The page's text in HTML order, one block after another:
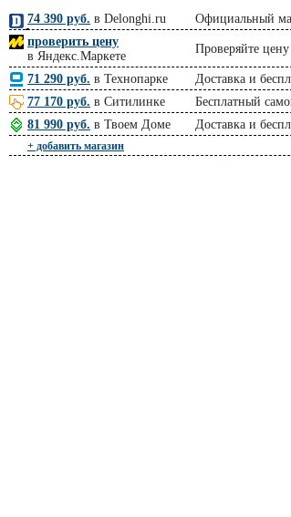
74 390 руб. в Delonghi.ru
Официальный
проверить цену
в Яндекс.Маркете
Проверяйте
71 290 руб. в Технопарке
Доставка и
77 170 руб. в Ситилинке
Бесплатный
81 990 руб. в Твоем Доме Доставка и
+ добавить магазин